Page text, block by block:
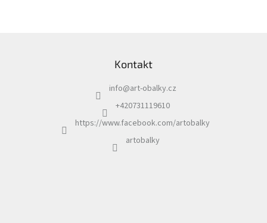
Kontakt
info@art-obalky.cz
+420731119610
https://www.facebook.com/artobalky
artobalky